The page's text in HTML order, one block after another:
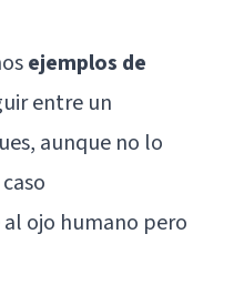
ejemplos de
entre un
aunque no lo
ojo humano pero